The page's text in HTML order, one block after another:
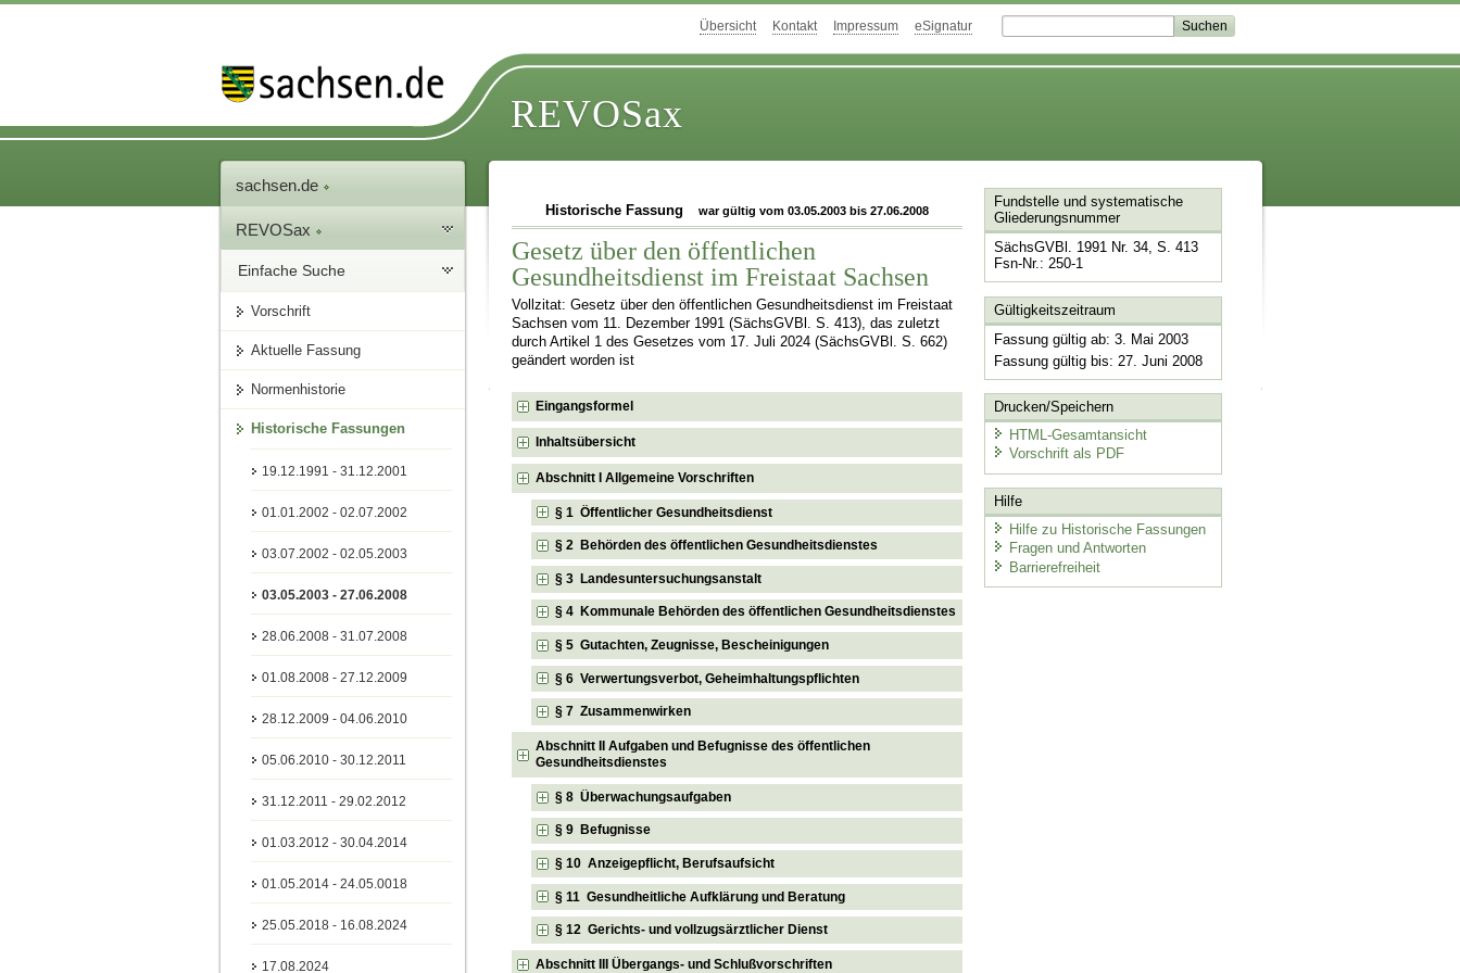
Übersicht Kontakt Impressum eSignatur
REVOSax
sachsen.de
REVOSax
Einfache Suche
Vorschrift
Aktuelle Fassung
Normenhistorie
Historische Fassungen
19.12.1991 - 31.12.2001
01.01.2002 - 02.07.2002
03.07.2002 - 02.05.2003
03.05.2003 - 27.06.2008
28.06.2008 - 31.07.2008
01.08.2008 - 27.12.2009
28.12.2009 - 04.06.2010
05.06.2010 - 30.12.2011
31.12.2011 - 29.02.2012
01.03.2012 - 30.04.2014
01.05.2014 - 24.05.0018
25.05.2018 - 16.08.2024
17.08.2024
Historische Fassung war gültig vom 03.05.2003 bis 27.06.2008
Gesetz über den öffentlichen
Gesundheitsdienst im Freistaat Sachsen
Vollzitat: Gesetz über den öffentlichen Gesundheitsdienst im Freistaat
Sachsen vom 11. Dezember 1991 (SächsGVBl. S. 413), das zuletzt
durch Artikel 1 des Gesetzes vom 17. Juli 2024 (SächsGVBl. S. 662)
geändert worden ist
Eingangsformel
Inhaltsübersicht
Abschnitt I Allgemeine Vorschriften
§ 1 Öffentlicher Gesundheitsdienst
§ 2 Behörden des öffentlichen Gesundheitsdienstes
§ 3 Landesuntersuchungsanstalt
§ 4 Kommunale Behörden des öffentlichen Gesundheitsdienstes
§ 5 Gutachten, Zeugnisse, Bescheinigungen
§ 6 Verwertungsverbot, Geheimhaltungspflichten
§ 7 Zusammenwirken
Abschnitt II Aufgaben und Befugnisse des öffentlichen
Gesundheitsdienstes
§ 8 Überwachungsaufgaben
§ 9 Befugnisse
§ 10 Anzeigepflicht, Berufsaufsicht
§ 11 Gesundheitliche Aufklärung und Beratung
§ 12 Gerichts- und vollzugsärztlicher Dienst
Abschnitt III Übergangs- und Schlußvorschriften
Fundstelle und systematische
Gliederungsnummer
SächsGVBl. 1991 Nr. 34, S. 413
Fsn-Nr.: 250-1
Gültigkeitszeitraum
Fassung gültig ab: 3. Mai 2003
Fassung gültig bis: 27. Juni 2008
Drucken/Speichern
HTML-Gesamtansicht
Vorschrift als PDF
Hilfe
Hilfe zu Historische Fassungen
Fragen und Antworten
Barrierefreiheit